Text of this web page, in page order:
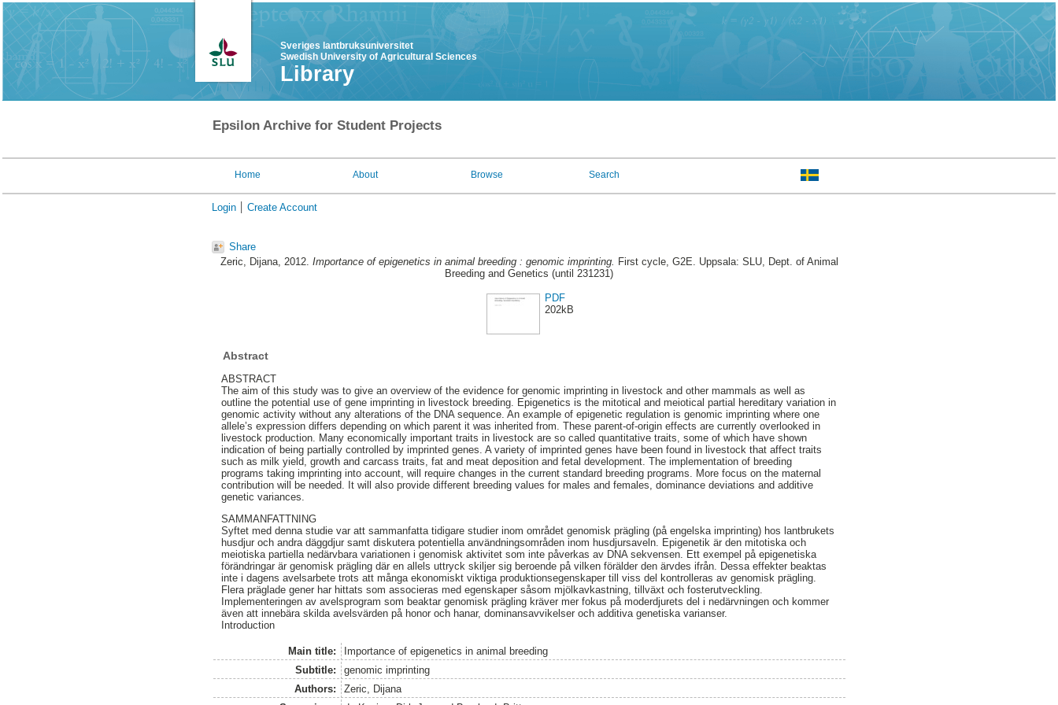
Sveriges lantbruksuniversitet
Swedish University of Agricultural Sciences
Library
Epsilon Archive for Student Projects
Home About Browse Search
Login Create Account
Share
Zeric, Dijana, 2012. Importance of epigenetics in animal breeding : genomic imprinting. First cycle, G2E. Uppsala: SLU, Dept. of Animal
Breeding and Genetics (until 231231)
PDF
202kB
Abstract
ABSTRACT
The aim of this study was to give an overview of the evidence for genomic imprinting in livestock and other mammals as well as
outline the potential use of gene imprinting in livestock breeding. Epigenetics is the mitotical and meiotical partial hereditary variation in
genomic activity without any alterations of the DNA sequence. An example of epigenetic regulation is genomic imprinting where one
allele’s expression differs depending on which parent it was inherited from. These parent-of-origin effects are currently overlooked in
livestock production. Many economically important traits in livestock are so called quantitative traits, some of which have shown
indication of being partially controlled by imprinted genes. A variety of imprinted genes have been found in livestock that affect traits
such as milk yield, growth and carcass traits, fat and meat deposition and fetal development. The implementation of breeding
programs taking imprinting into account, will require changes in the current standard breeding programs. More focus on the maternal
contribution will be needed. It will also provide different breeding values for males and females, dominance deviations and additive
genetic variances.
SAMMANFATTNING
Syftet med denna studie var att sammanfatta tidigare studier inom området genomisk prägling (på engelska imprinting) hos lantbrukets
husdjur och andra däggdjur samt diskutera potentiella användningsområden inom husdjursaveln. Epigenetik är den mitotiska och
meiotiska partiella nedärvbara variationen i genomisk aktivitet som inte påverkas av DNA sekvensen. Ett exempel på epigenetiska
förändringar är genomisk prägling där en allels uttryck skiljer sig beroende på vilken förälder den ärvdes ifrån. Dessa effekter beaktas
inte i dagens avelsarbete trots att många ekonomiskt viktiga produktionsegenskaper till viss del kontrolleras av genomisk prägling.
Flera präglade gener har hittats som associeras med egenskaper såsom mjölkavkastning, tillväxt och fosterutveckling.
Implementeringen av avelsprogram som beaktar genomisk prägling kräver mer fokus på moderdjurets del i nedärvningen och kommer
även att innebära skilda avelsvärden på honor och hanar, dominansavvikelser och additiva genetiska varianser.
Introduction
Main title:
Importance of epigenetics in animal breeding
Subtitle:
genomic imprinting
Authors:
Zeric, Dijana